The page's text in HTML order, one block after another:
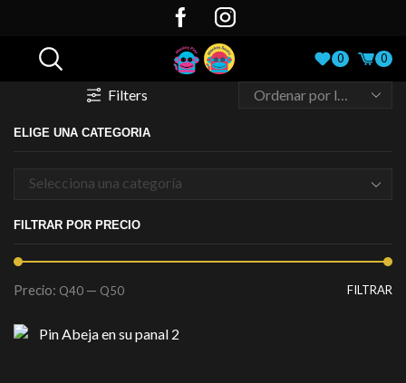
0 0
Filters
ELIGE UNA CATEGORIA
Selecciona una categoría
FILTRAR POR PRECIO
FILTRAR
Precio: Q40 — Q50